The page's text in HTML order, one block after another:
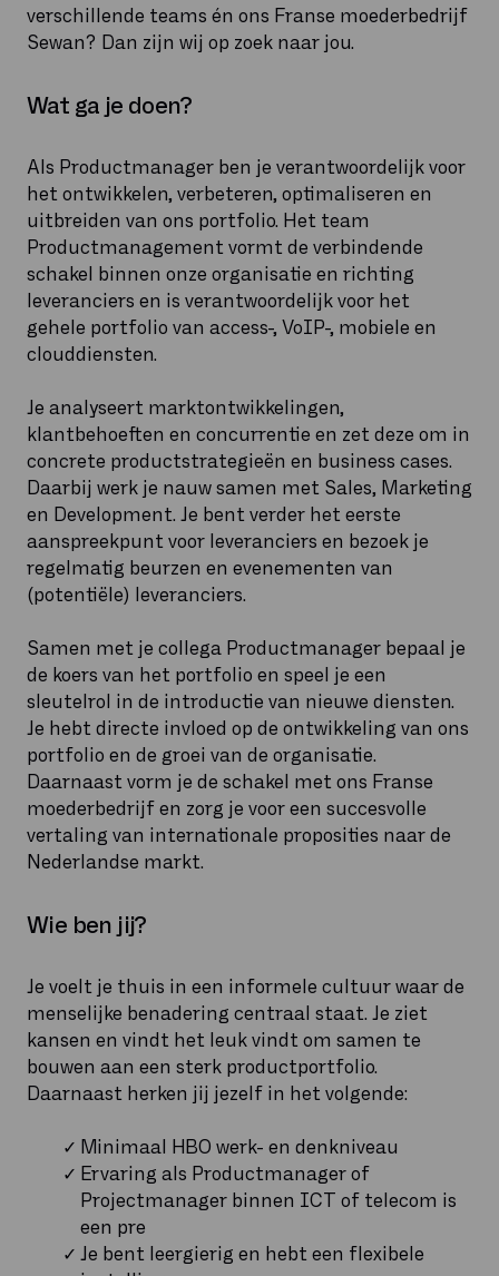
verschillende teams én ons Franse moederbedrijf
Sewan? Dan zijn wij op zoek naar jou.
Wat ga je doen?
Als Productmanager ben je verantwoordelijk voor
het ontwikkelen, verbeteren, optimaliseren en
uitbreiden van ons portfolio. Het team
Productmanagement vormt de verbindende
schakel binnen onze organisatie en richting
leveranciers en is verantwoordelijk voor het
gehele portfolio van access-, VoIP-, mobiele en
clouddiensten.
Je analyseert marktontwikkelingen,
klantbehoeften en concurrentie en zet deze om in
concrete productstrategieën en business cases.
Daarbij werk je nauw samen met Sales, Marketing
en Development. Je bent verder het eerste
aanspreekpunt voor leveranciers en bezoek je
regelmatig beurzen en evenementen van
(potentiële) leveranciers.
Samen met je collega Productmanager bepaal je
de koers van het portfolio en speel je een
sleutelrol in de introductie van nieuwe diensten.
Je hebt directe invloed op de ontwikkeling van ons
portfolio en de groei van de organisatie.
Daarnaast vorm je de schakel met ons Franse
moederbedrijf en zorg je voor een succesvolle
vertaling van internationale proposities naar de
Nederlandse markt.
Wie ben jij?
Je voelt je thuis in een informele cultuur waar de
menselijke benadering centraal staat. Je ziet
kansen en vindt het leuk vindt om samen te
bouwen aan een sterk productportfolio.
Daarnaast herken jij jezelf in het volgende:
Minimaal HBO werk- en denkniveau
Ervaring als Productmanager of
Projectmanager binnen ICT of telecom is
een pre
Je bent leergierig en hebt een flexibele